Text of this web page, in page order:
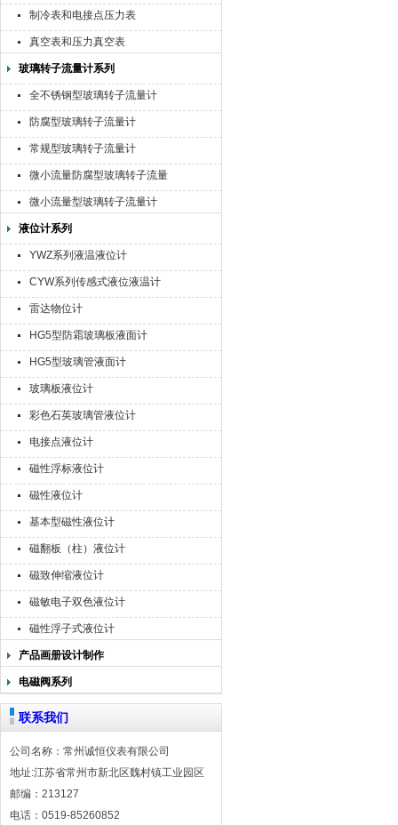
制冷表和电接点压力表
真空表和压力真空表
玻璃转子流量计系列
全不锈钢型玻璃转子流量计
防腐型玻璃转子流量计
常规型玻璃转子流量计
微小流量防腐型玻璃转子流量
计
微小流量型玻璃转子流量计
液位计系列
YWZ系列液温液位计
CYW系列传感式液位液温计
雷达物位计
HG5型防霜玻璃板液面计
HG5型玻璃管液面计
玻璃板液位计
彩色石英玻璃管液位计
电接点液位计
磁性浮标液位计
磁性液位计
基本型磁性液位计
磁翻板（柱）液位计
磁致伸缩液位计
磁敏电子双色液位计
磁性浮子式液位计
产品画册设计制作
电磁阀系列
联系我们
公司名称：常州诚恒仪表有限公司
地址:江苏省常州市新北区魏村镇工业园区
邮编：213127
电话：0519-85260852